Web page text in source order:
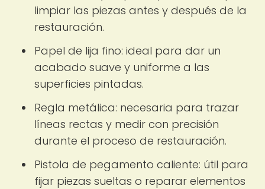
limpiar las piezas antes y después de la
restauración.
Papel de lija fino: ideal para dar un
acabado suave y uniforme a las
superficies pintadas.
Regla metálica: necesaria para trazar
líneas rectas y medir con precisión
durante el proceso de restauración.
Pistola de pegamento caliente: útil para
fijar piezas sueltas o reparar elementos